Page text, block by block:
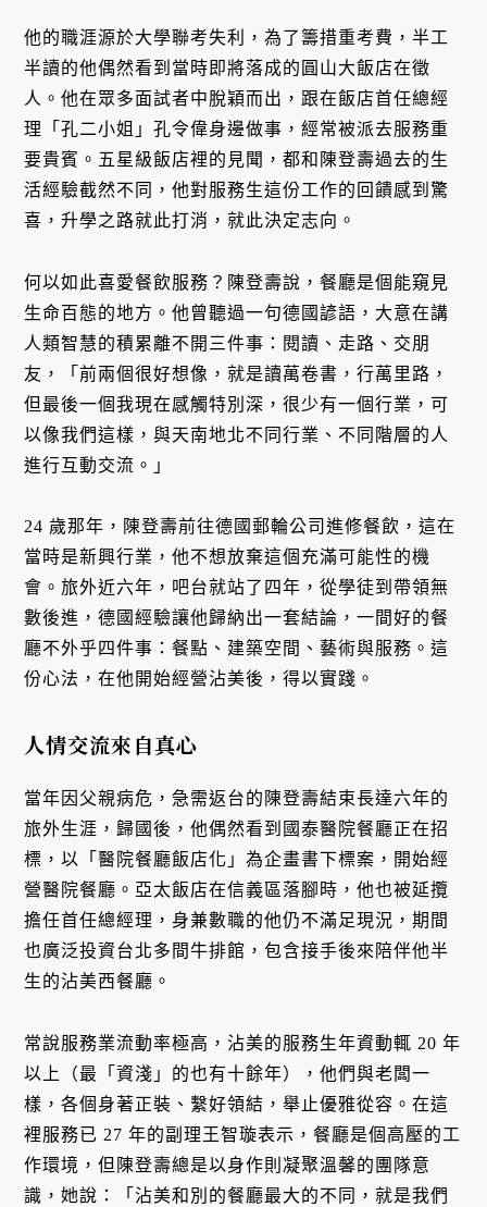
他的職涯源於大學聯考失利，為了籌措重考費，半工
半讀的他偶然看到當時即將落成的圓山大飯店在徵
人。他在眾多面試者中脫穎而出，跟在飯店首任總經
理「孔二小姐」孔令偉身邊做事，經常被派去服務重
要貴賓。五星級飯店裡的見聞，都和陳登壽過去的生
活經驗截然不同，他對服務生這份工作的回饋感到驚
喜，升學之路就此打消，就此決定志向。
何以如此喜愛餐飲服務？陳登壽說，餐廳是個能窺見
生命百態的地方。他曾聽過一句德國諺語，大意在講
人類智慧的積累離不開三件事：閱讀、走路、交朋
友，「前兩個很好想像，就是讀萬卷書，行萬里路，
但最後一個我現在感觸特別深，很少有一個行業，可
以像我們這樣，與天南地北不同行業、不同階層的人
進行互動交流。」
24 歲那年，陳登壽前往德國郵輪公司進修餐飲，這在
當時是新興行業，他不想放棄這個充滿可能性的機
會。旅外近六年，吧台就站了四年，從學徒到帶領無
數後進，德國經驗讓他歸納出一套結論，一間好的餐
廳不外乎四件事：餐點、建築空間、藝術與服務。這
份心法，在他開始經營沾美後，得以實踐。
人情交流來自真心
當年因父親病危，急需返台的陳登壽結束長達六年的
旅外生涯，歸國後，他偶然看到國泰醫院餐廳正在招
標，以「醫院餐廳飯店化」為企畫書下標案，開始經
營醫院餐廳。亞太飯店在信義區落腳時，他也被延攬
擔任首任總經理，身兼數職的他仍不滿足現況，期間
也廣泛投資台北多間牛排館，包含接手後來陪伴他半
生的沾美西餐廳。
常說服務業流動率極高，沾美的服務生年資動輒 20 年
以上（最「資淺」的也有十餘年），他們與老闆一
樣，各個身著正裝、繫好領結，舉止優雅從容。在這
裡服務已 27 年的副理王智璇表示，餐廳是個高壓的工
作環境，但陳登壽總是以身作則凝聚溫馨的團隊意
識，她說：「沾美和別的餐廳最大的不同，就是我們